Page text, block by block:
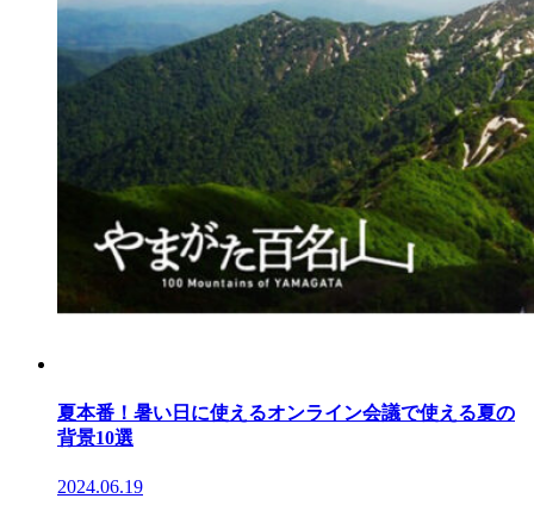
夏本番！暑い日に使えるオンライン会議で使える夏の
背景10選
2024.06.19